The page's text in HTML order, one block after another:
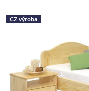
CZ výroba